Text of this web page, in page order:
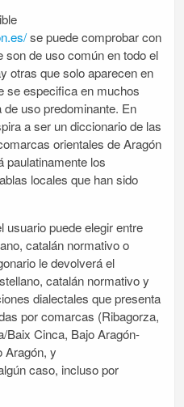
se puede comprobar con
son de uso común en todo el
otras que solo aparecen en
se especifica en muchos
uso predominante. En
a ser un diccionario de las
orientales de Aragón
paulatinamente los
locales que han sido
usuario puede elegir entre
catalán normativo o
le devolverá el
catalán normativo y
dialectales que presenta
por comarcas (Ribagorza,
Baix Cinca, Bajo Aragón-
Aragón, y
caso, incluso por